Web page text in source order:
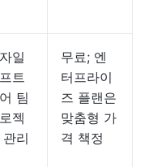
일
트
팀
젝
관리
무료; 엔
터프라이
즈 플랜은
맞춤형 가
격 책정